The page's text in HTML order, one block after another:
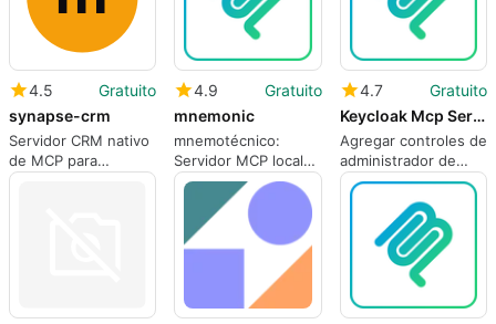
4.5
Gratuito
synapse-crm
Servidor CRM nativo
de MCP para
agentes de IA y
4.9
Gratuito
mnemonic
mnemotécnico:
Servidor MCP local
para memoria AI
persistente
4.7
Gratuito
Keycloak Mcp Server
Agregar controles de
administrador de
Keycloak a
asistentes de IA
basados en MCP